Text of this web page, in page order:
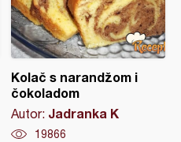
Kolač s narandžom i
čokoladom
Autor: Jadranka K
19866